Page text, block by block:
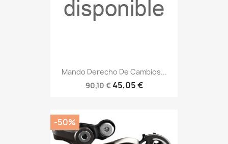
Mando Derecho De Cambios...
90,10 €45,05 €
-50%